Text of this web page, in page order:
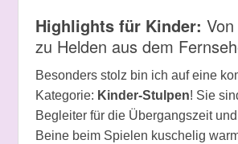
Highlights für Kinder:
zu Helden aus dem
Besonders stolz bin ich auf eine
Kategorie: Kinder-Stulpen! Sie
Begleiter für die Übergangszeit
Beine beim Spielen kuschelig